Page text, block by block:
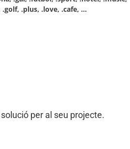
.plus, .love, .cafe, …
per al seu projecte.